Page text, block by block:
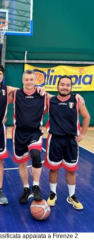
appaiata a Firenze 2